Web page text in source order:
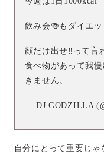
飲み会🍻もダイエ
顔だけ出せ‼️って言
食べ物があって我
きません。
— DJ GODZILLA
自分にとって重要じ